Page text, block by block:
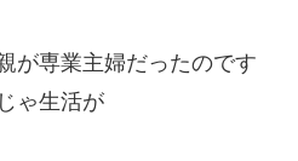
が専業主婦だったのです
ゃ生活が